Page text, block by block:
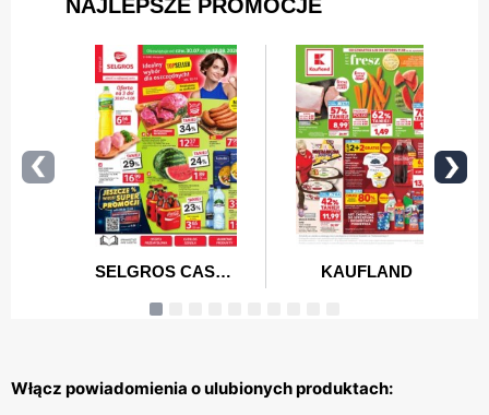
Włącz powiadomienia o ulubionych produktach: